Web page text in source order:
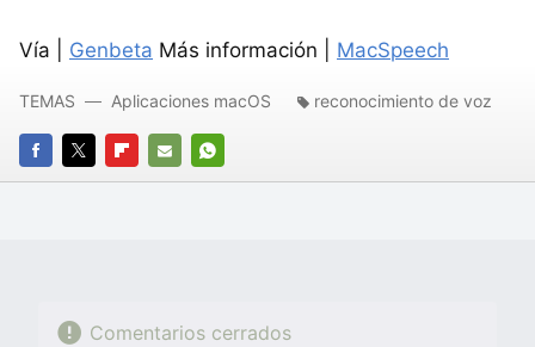
Vía | Genbeta Más información | MacSpeech
FACEBOOK
TWITTERFLIPBOARD
E-
WHATSAPP
TEMAS Aplicaciones macOS reconocimiento de voz
Comentarios cerrados